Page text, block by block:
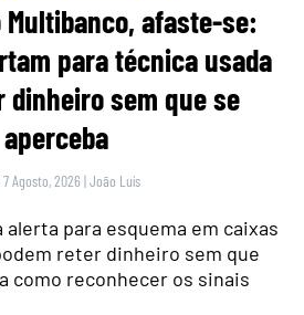
afaste-se:
para técnica usada
dinheiro sem que se
aperceba
7 Agosto, 2026 |João Luís
alerta para esquema em caixas
reter dinheiro sem que
como reconhecer os sinais